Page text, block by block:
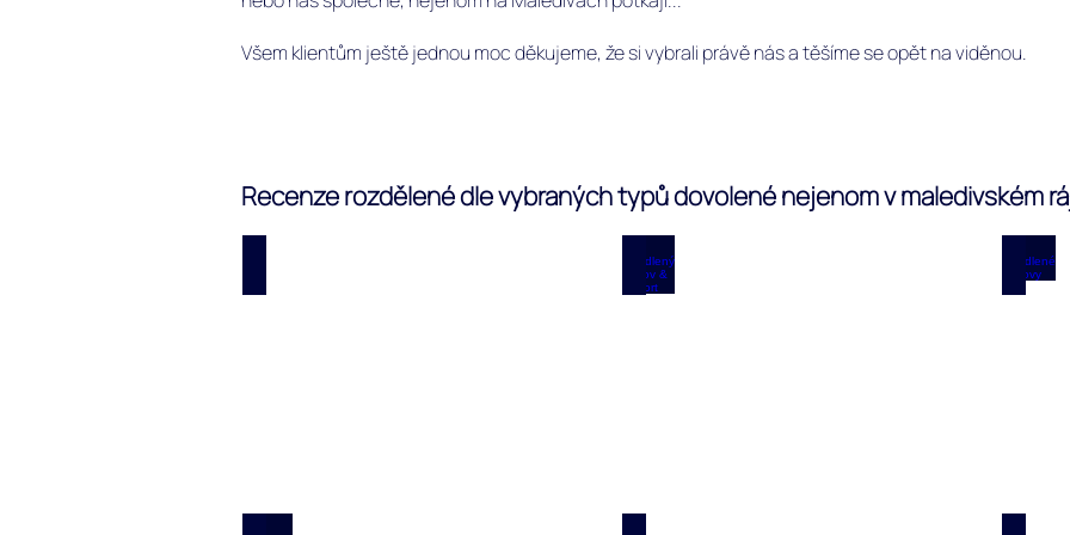
Všem klientům ještě jednou moc děkujeme, že si vybrali právě nás a těšíme se opět na viděnou.
Recenze rozdělené dle vybraných typů dovolené nejenom v maledivském
Resorty
Obydlený ostrov & Resort
Kombinace
Dovolená